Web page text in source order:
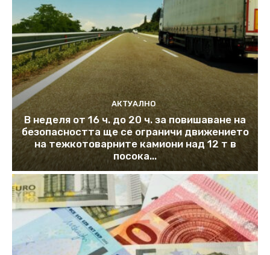
АКТУАЛНО
В неделя от 16 ч. до 20 ч. за повишаване на
безопасността ще се ограничи движението
на тежкотоварните камиони над 12 т в
посока...